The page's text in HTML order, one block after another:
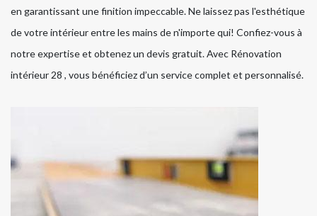
en garantissant une finition impeccable. Ne laissez pas l'esthétique
de votre intérieur entre les mains de n'importe qui! Confiez-vous à
notre expertise et obtenez un devis gratuit. Avec Rénovation
intérieur 28 , vous bénéficiez d’un service complet et personnalisé.